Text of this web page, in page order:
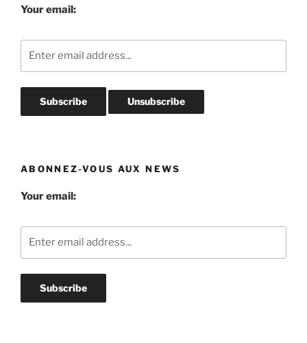
Your email:
ABONNEZ-VOUS AUX NEWS
Your email: